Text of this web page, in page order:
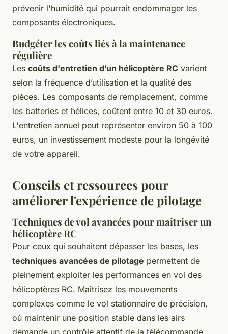
prévenir l'humidité qui pourrait endommager les
composants électroniques.
Budgéter les coûts liés à la maintenance
régulière
Les coûts d'entretien d’un hélicoptère RC varient
selon la fréquence d’utilisation et la qualité des
pièces. Les composants de remplacement, comme
les batteries et hélices, coûtent entre 10 et 30 euros.
L'entretien annuel peut représenter environ 50 à 100
euros, un investissement modeste pour la longévité
de votre appareil.
Conseils et ressources pour
améliorer l'expérience de pilotage
Techniques de vol avancées pour maîtriser un
hélicoptère RC
Pour ceux qui souhaitent dépasser les bases, les
techniques avancées de pilotage permettent de
pleinement exploiter les performances en vol des
hélicoptères RC. Maîtrisez les mouvements
complexes comme le vol stationnaire de précision,
où maintenir une position stable dans les airs